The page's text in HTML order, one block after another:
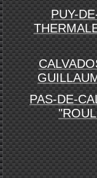
PUY-
PAS-DE-